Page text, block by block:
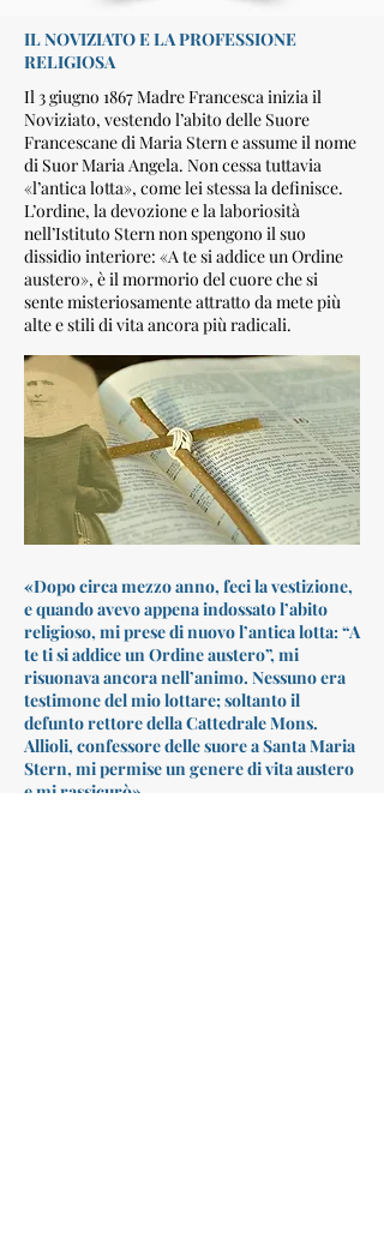
IL NOVIZIATO E LA PROFESSIONE
RELIGIOSA
Il 3 giugno 1867 Madre Francesca inizia il
Noviziato, vestendo l’abito delle Suore
Francescane di Maria Stern e assume il nome
di Suor Maria Angela. Non cessa tuttavia
«l’antica lotta», come lei stessa la definisce.
L’ordine, la devozione e la laboriosità
nell’Istituto Stern non spengono il suo
dissidio interiore: «A te si addice un Ordine
austero», è il mormorio del cuore che si
sente misteriosamente attratto da mete più
alte e stili di vita ancora più radicali.
«Dopo circa mezzo anno, feci la vestizione,
e quando avevo appena indossato l’abito
religioso, mi prese di nuovo l’antica lotta: “A
te ti si addice un Ordine austero”, mi
risuonava ancora nell’animo. Nessuno era
testimone del mio lottare; soltanto il
defunto rettore della Cattedrale Mons.
Allioli, confessore delle suore a Santa Maria
Stern, mi permise un genere di vita austero
e mi rassicurò».